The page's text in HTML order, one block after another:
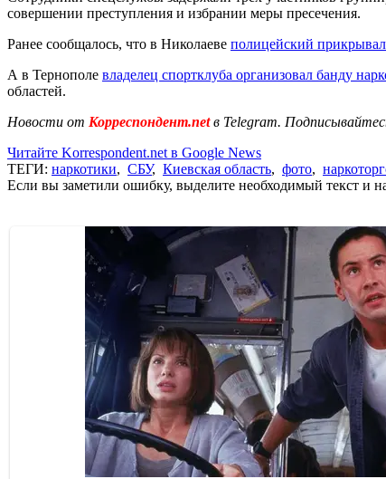
совершении преступления и избрании меры пресечения.
Ранее сообщалось, что в Николаеве полицейский
А в Тернополе владелец спортклуба организовал банду
областей.
Новости от Корреспондент.netв Telegram.
Читайте Korrespondent.net в Google News
ТЕГИ: наркотики, СБУ, Киевская область, фото,
Если вы заметили ошибку, выделите необходимый текст и